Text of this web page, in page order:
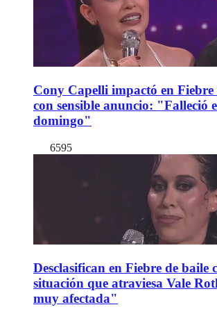
Cony Capelli impactó en Fiebre
con sensible anuncio: "Falleció
domingo"
6595
Desclasifican en Fiebre de baile
situación que atraviesa Vale
muy afectada"